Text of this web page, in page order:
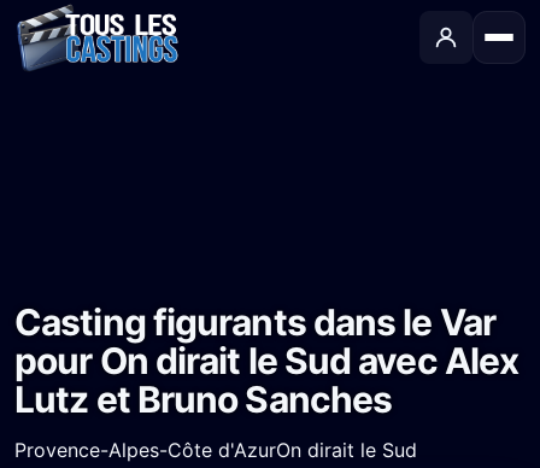
Casting figurants dans le Var
pour On dirait le Sud avec Alex
Lutz et Bruno Sanches
Provence-Alpes-Côte d'AzurOn dirait le Sud